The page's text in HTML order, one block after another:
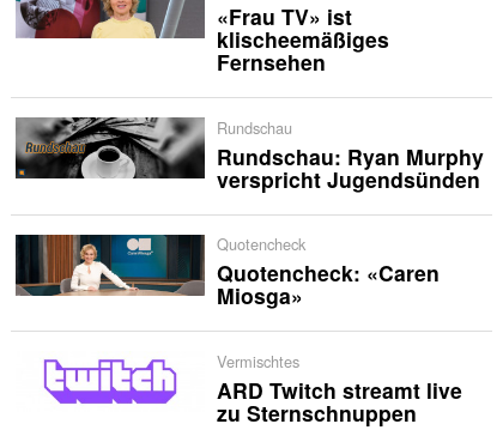
«Frau TV» ist
klischeemäßiges
Fernsehen
Rundschau
Rundschau: Ryan Murphy
verspricht Jugendsünden
Quotencheck
Quotencheck: «Caren
Miosga»
Vermischtes
ARD Twitch streamt live
zu Sternschnuppen